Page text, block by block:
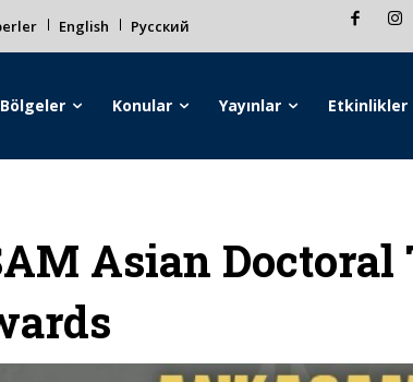
English Русский
Bölgeler Konular Yayınlar Etkinlikler
Asian Doctoral